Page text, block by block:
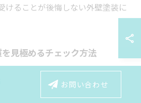
けることが後悔しない外壁塗装に
見極めるチェック方法
見極めるには、仕上がりの均一性
の有無など、目視と触感によるチ
お問い合わせ